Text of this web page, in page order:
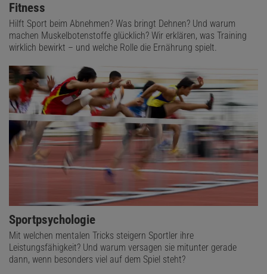
Fitness
Hilft Sport beim Abnehmen? Was bringt Dehnen? Und warum
machen Muskelbotenstoffe glücklich? Wir erklären, was Training
wirklich bewirkt – und welche Rolle die Ernährung spielt.
Sportpsychologie
Mit welchen mentalen Tricks steigern Sportler ihre
Leistungsfähigkeit? Und warum versagen sie mitunter gerade
dann, wenn besonders viel auf dem Spiel steht?